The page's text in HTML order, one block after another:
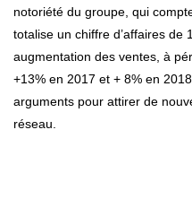
notoriété du groupe, qui
totalise un chiffre d’affaires de
augmentation des ventes, à
+13% en 2017 et + 8% en
arguments pour attirer de
réseau.